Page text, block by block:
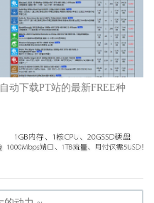
自动下载PT站的最新FREE种